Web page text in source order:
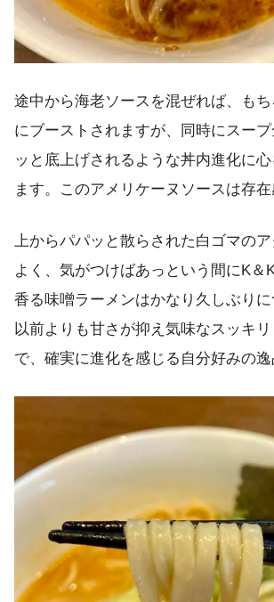
途中から海老ソースを混ぜれば、も
にブーストされますが、同時にスー
ッと底上げされるような丼内進化に
ます。このアメリケーヌソースは存在
上からパパッと散らされた白ゴマの
よく、気がつけばあっという間にK＆
香る味噌ラーメンはかなり久しぶりに
以前よりも甘さが抑え気味なスッキ
で、確実に進化を感じる自分好みの逸